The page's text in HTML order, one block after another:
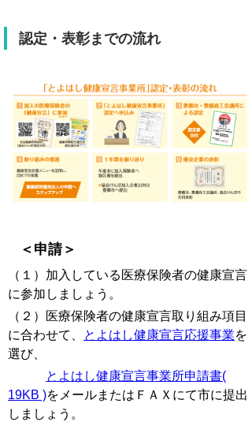
認定・表彰までの流れ
＜申請＞
（１）加入している医療保険者の健康宣言
に参加しましょう。
（２）医療保険者の健康宣言取り組み項目
に合わせて、
とよはし健康宣言応援事業を
選び、
とよはし健康宣言事業所申請書(
19KB )をメールまたはＦＡＸにて市に提出
しましょう。